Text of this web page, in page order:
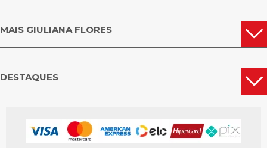
MAIS GIULIANA FLORES
DESTAQUES